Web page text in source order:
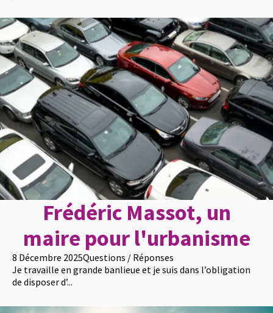
Frédéric Massot, un
maire pour l'urbanisme
8 Décembre 2025Questions / Réponses
Je travaille en grande banlieue et je suis dans l’obligation
de disposer d’...